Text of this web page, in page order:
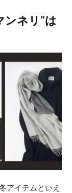
ンネリ”は
アイテムといえ